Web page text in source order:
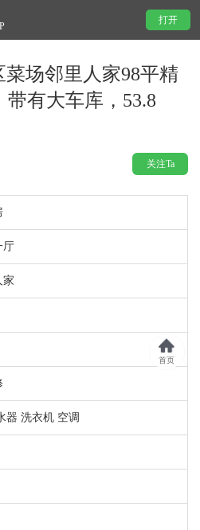
打开
场邻里人家98平精
有大车库，53.8
关注Ta
厅
家
器 洗衣机 空调
首页